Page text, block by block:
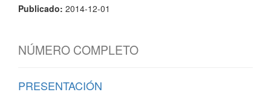
Publicado: 2014-12-01
NÚMERO COMPLETO
PRESENTACIÓN